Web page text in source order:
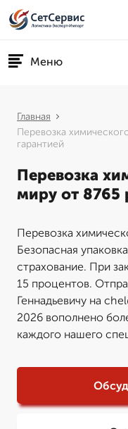
Меню
Главная
Перевозка
гарантией
Перевозка
миру от 8765
Перевозка
Безопасная
страхование. При
15 процентов.
Геннадьевичу на
2026 вополнено
каждого нашего